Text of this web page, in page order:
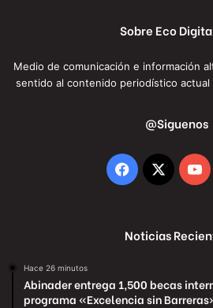
Sobre Eco
Medio de comunicación e información
sentido al contenido periodístico actual
@Siguenos
Facebook
X
Noticias
Hace 26 minutos
Abinader entrega 1,500 becas
programa «Excelencia sin